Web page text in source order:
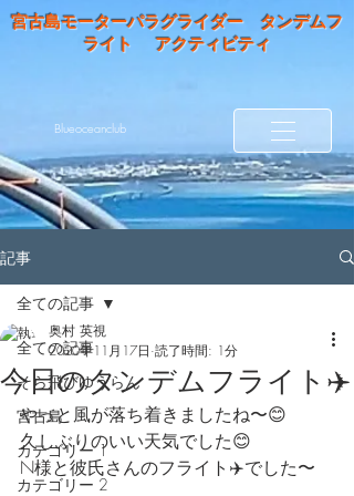
宮古島モーターパラグライダー タンデムフ
ライト アクティビティ
Blueoceanclub
記事
全ての記事
そら飛びゆうらん
宮古島
カテゴリー 1
カテゴリー 2
全ての記事
今日のタンデムフライト✈️
奥村 英視
2020年11月17日 読了時間: 1分
やっと風が落ち着きましたね〜😊
久しぶりのいい天気でした😊
N様と彼氏さんのフライト✈️でした〜